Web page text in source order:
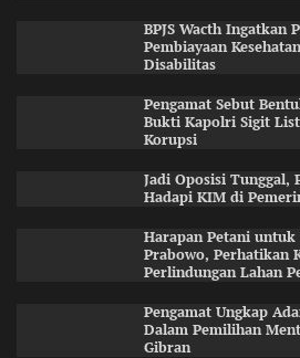
BPJS Wacth Ingatkan
Pembiayaan
Disabilitas
Pengamat Sebut
Bukti Kapolri Sigit
Korupsi
Jadi Oposisi Tunggal,
Hadapi KIM di
Harapan Petani
Prabowo, Perhatikan
Perlindungan Lahan
Pengamat Ungkap
Dalam Pemilihan
Gibran